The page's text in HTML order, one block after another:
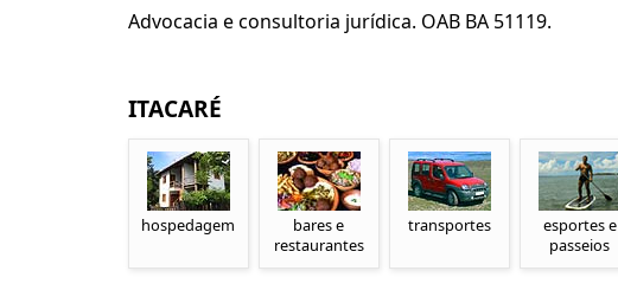
Advocacia e consultoria jurídica. OAB BA 51119.
ITACARÉ
hospedagem
bares e
restaurantes
transportes
esportes e
passeios